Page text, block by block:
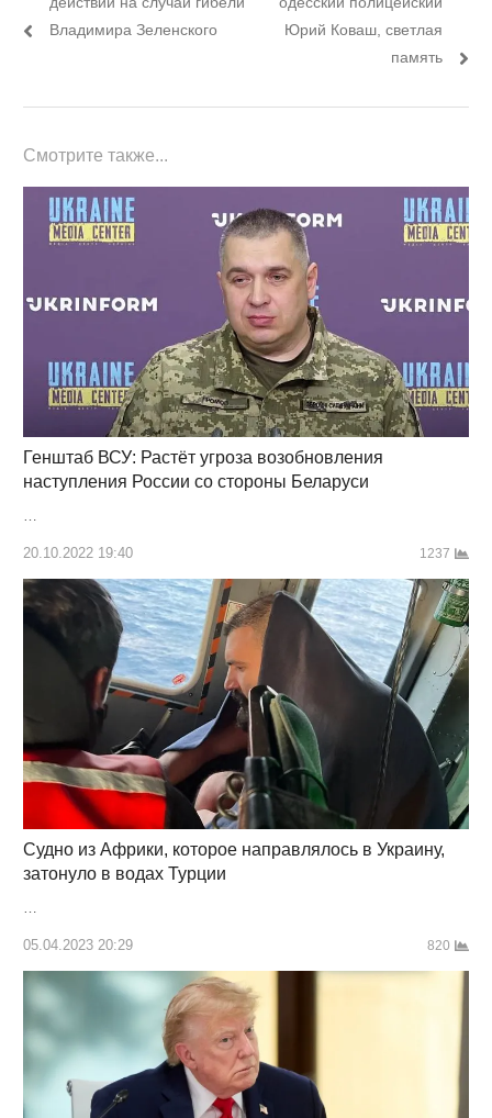
записям
Владимира Зеленского
Юрий Коваш, светлая
память
Смотрите также...
Генштаб ВСУ: Растёт угроза возобновления
наступления России со стороны Беларуси
…
20.10.2022 19:40 1237
Судно из Африки, которое направлялось в Украину,
затонуло в водах Турции
…
05.04.2023 20:29 820